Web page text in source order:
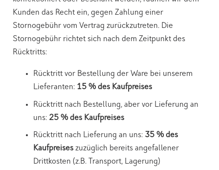
Kunden das Recht ein, gegen Zahlung einer
Stornogebühr vom Vertrag zurückzutreten. Die
Stornogebühr richtet sich nach dem Zeitpunkt des
Rücktritts:
Rücktritt vor Bestellung der Ware bei unserem
Lieferanten: 15 % des Kaufpreises
Rücktritt nach Bestellung, aber vor Lieferung an
uns: 25 % des Kaufpreises
Rücktritt nach Lieferung an uns: 35 % des
Kaufpreises zuzüglich bereits angefallener
Drittkosten (z.B. Transport, Lagerung)